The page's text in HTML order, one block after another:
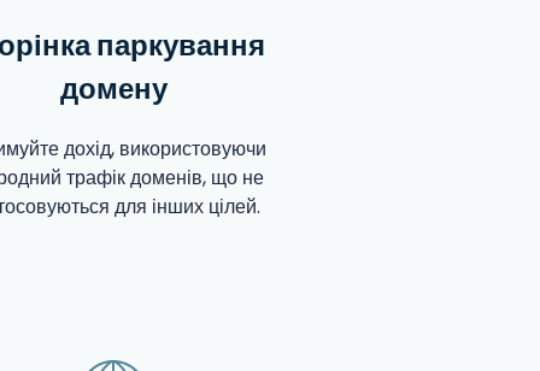
паркування
домену
дохід, використовуючи
трафік доменів, що не
для інших цілей.